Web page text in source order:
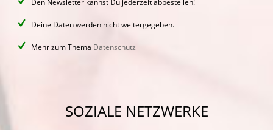
Deine Daten werden nicht weitergegeben.
Mehr zum Thema Datenschutz
SOZIALE NETZWERKE